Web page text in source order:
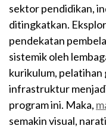
sektor pendidikan,
ditingkatkan.
pendekatan
sistemik oleh
kurikulum, pelatihan
infrastruktur
program ini. Maka,
semakin visual,